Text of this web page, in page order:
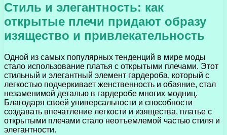
Стиль и элегантность: как
открытые плечи придают образу
изящество и привлекательность
Одной из самых популярных тенденций в мире моды
стало использование платья с открытыми плечами. Этот
стильный и элегантный элемент гардероба, который с
легкостью подчеркивает женственность и обаяние, стал
незаменимой деталью в гардеробе многих модниц.
Благодаря своей универсальности и способности
создавать впечатление легкости и изящества, платье с
открытыми плечами стало неотъемлемой частью стиля и
элегантности.